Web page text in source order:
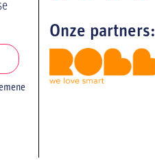
Onze partners: